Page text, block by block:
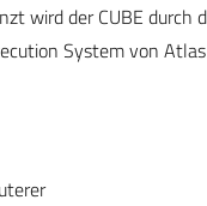
wird der CUBE durch
System von